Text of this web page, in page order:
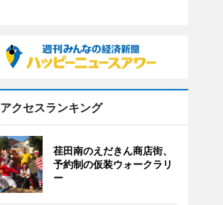
アクセスランキング
荏田南のえだきん商店街、
予約制の仮装ウォークラリ
ー